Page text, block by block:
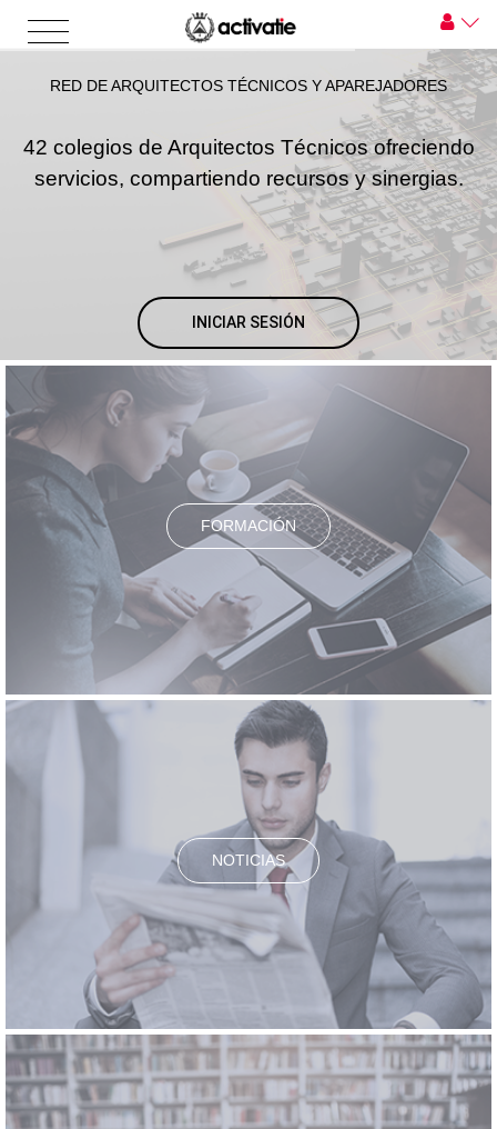
RED DE ARQUITECTOS TÉCNICOS Y APAREJADORES
42 colegios de Arquitectos Técnicos ofreciendo
servicios, compartiendo recursos y sinergias.
INICIAR SESIÓN
FORMACIÓN
NOTICIAS